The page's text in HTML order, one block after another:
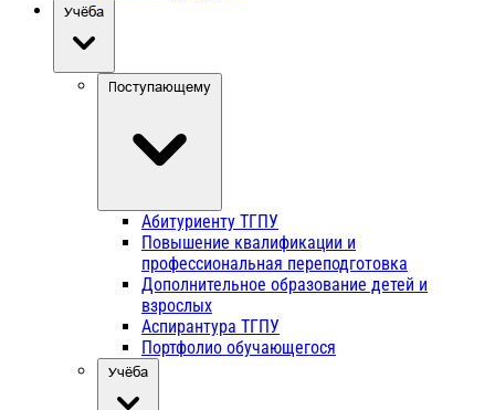
Учёба
Поступающему
Абитуриенту ТГПУ
Повышение квалификации и
профессиональная переподготовка
Дополнительное образование детей и
взрослых
Аспирантура ТГПУ
Портфолио обучающегося
Учёба